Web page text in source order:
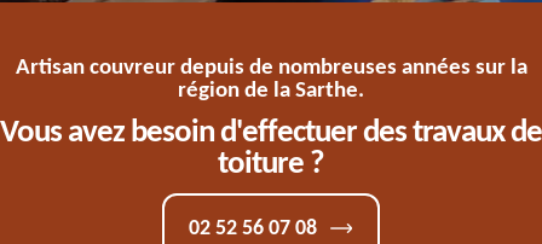
Artisan couvreur depuis de nombreuses années sur la
région de la Sarthe.
Vous avez besoin d'effectuer des travaux de
toiture ?
02 52 56 07 08